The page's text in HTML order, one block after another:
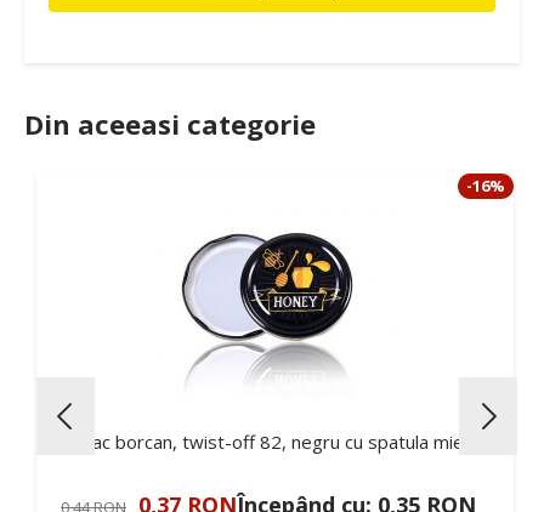
Din aceeasi categorie
-16%
Capac borcan, twist-off 82, negru cu spatula miere
0,44 RON 0,37 RONÎncepând cu: 0,35 RON